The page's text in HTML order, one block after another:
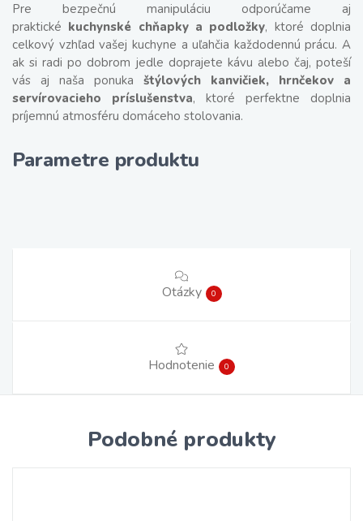
Pre bezpečnú manipuláciu odporúčame aj
praktické kuchynské chňapky a podložky, ktoré doplnia
celkový vzhľad vašej kuchyne a uľahčia každodennú prácu. A
ak si radi po dobrom jedle doprajete kávu alebo čaj, poteší
vás aj naša ponuka
štýlových kanvičiek, hrnčekov a
servírovacieho príslušenstva, ktoré perfektne doplnia
príjemnú atmosféru domáceho stolovania.
Parametre produktu
Otázky 0
Hodnotenie 0
Podobné produkty